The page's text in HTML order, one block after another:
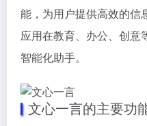
能，为用户提供高效的信
应用在教育、办公、创意
智能化助手。
文心一言的主要功